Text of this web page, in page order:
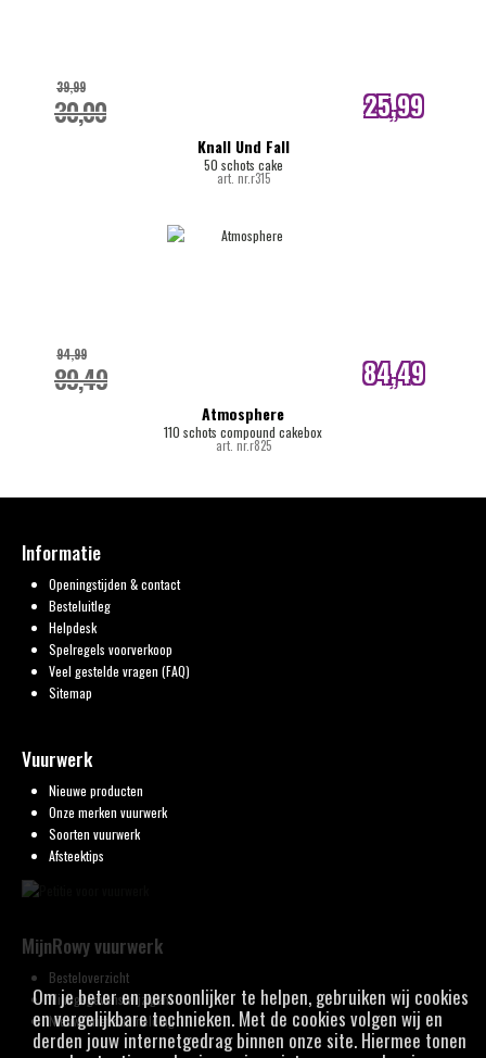
Knall Und Fall
50 schots cake
art. nr.r315
30,00
39,99 25,99
internetprijs
Atmosphere
110 schots compound cakebox
art. nr.r825
89,49
94,99 84,49
internetprijs
Informatie
Openingstijden & contact
Besteluitleg
Helpdesk
Spelregels voorverkoop
Veel gestelde vragen (FAQ)
Sitemap
Vuurwerk
Nieuwe producten
Onze merken vuurwerk
Soorten vuurwerk
Afsteektips
MijnRowy vuurwerk
Besteloverzicht
Mijn gegevens wijzigen
Nieuwsbrief aanmelding
Om je beter en persoonlijker te helpen, gebruiken wij cookies
en vergelijkbare technieken. Met de cookies volgen wij en
derden jouw internetgedrag binnen onze site. Hiermee tonen